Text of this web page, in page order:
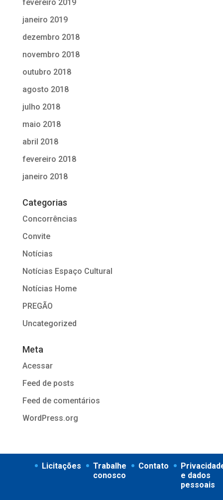
fevereiro 2019
janeiro 2019
dezembro 2018
novembro 2018
outubro 2018
agosto 2018
julho 2018
maio 2018
abril 2018
fevereiro 2018
janeiro 2018
Categorias
Concorrências
Convite
Notícias
Notícias Espaço Cultural
Notícias Home
PREGÃO
Uncategorized
Meta
Acessar
Feed de posts
Feed de comentários
WordPress.org
Licitações
Trabalhe
conosco
Contato
e dados
pessoais